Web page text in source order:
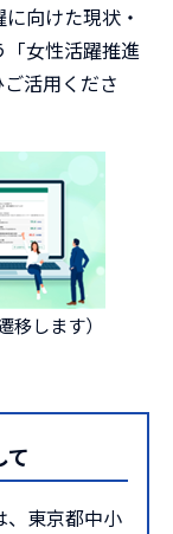
移します）
向けた現状・
女性活躍推進
活用くださ
て
、東京都中小